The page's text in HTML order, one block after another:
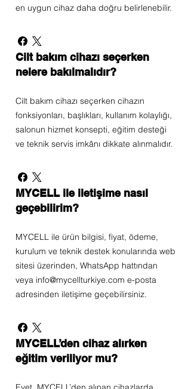
en uygun cihaz daha doğru belirlenebilir.
Cilt bakım cihazı seçerken
nelere bakılmalıdır?
Cilt bakım cihazı seçerken cihazın
fonksiyonları, başlıkları, kullanım kolaylığı,
salonun hizmet konsepti, eğitim desteği
ve teknik servis imkânı dikkate alınmalıdır.
MYCELL ile iletişime nasıl
geçebilirim?
MYCELL ile ürün bilgisi, fiyat, ödeme,
kurulum ve teknik destek konularında web
sitesi üzerinden, WhatsApp hattından
veya info@mycellturkiye.com e-posta
adresinden iletişime geçebilirsiniz.
MYCELL’den cihaz alırken
eğitim veriliyor mu?